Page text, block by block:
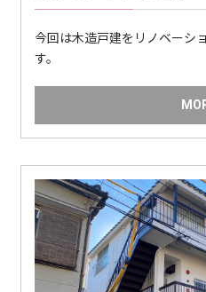
今回は木造戸建をリノベーシ
す。